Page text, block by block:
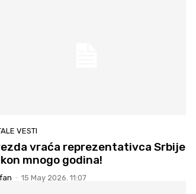
VESTI
vraća reprezentativca Srbije
mnogo godina!
- 15 May 2026. 11:07